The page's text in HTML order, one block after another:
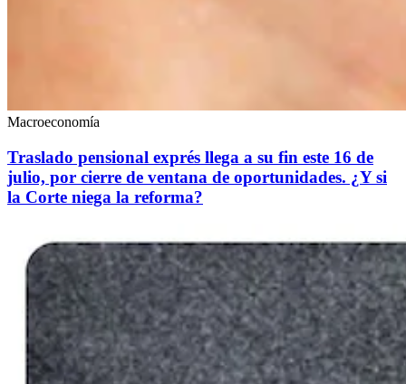
Macroeconomía
Traslado pensional exprés llega a su fin este 16 de
julio, por cierre de ventana de oportunidades. ¿Y si
la Corte niega la reforma?